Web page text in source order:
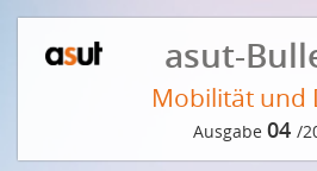
asut-
Mobilität und
Ausgabe 04 /